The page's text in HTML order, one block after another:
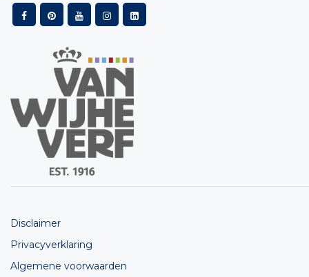
Disclaimer
Privacyverklaring
Algemene voorwaarden